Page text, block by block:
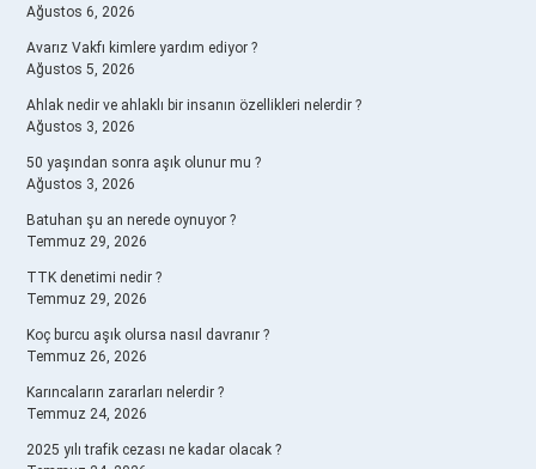
Ağustos 6, 2026
Avarız Vakfı kimlere yardım ediyor ?
Ağustos 5, 2026
Ahlak nedir ve ahlaklı bir insanın özellikleri nelerdir ?
Ağustos 3, 2026
50 yaşından sonra aşık olunur mu ?
Ağustos 3, 2026
Batuhan şu an nerede oynuyor ?
Temmuz 29, 2026
TTK denetimi nedir ?
Temmuz 29, 2026
Koç burcu aşık olursa nasıl davranır ?
Temmuz 26, 2026
Karıncaların zararları nelerdir ?
Temmuz 24, 2026
2025 yılı trafik cezası ne kadar olacak ?